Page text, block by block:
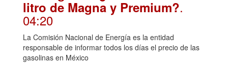
litro de Magna y Premium?.
04:20
La Comisión Nacional de Energía es la entidad
responsable de informar todos los días el precio de las
gasolinas en México